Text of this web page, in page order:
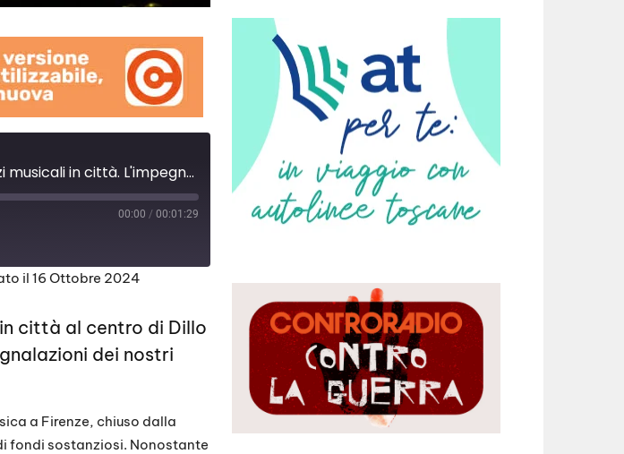
🎧La chiusura della Flog e la carenza di spazi musicali in città. L'impegno di Del Re (FD)
00:00 / 00:01:29
il 16 Ottobre 2024
città al centro di Dillo
dei nostri
a Firenze, chiuso dalla
fondi sostanziosi. Nonostante